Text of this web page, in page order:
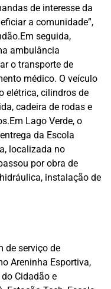
de interesse da
a comunidade”,
seguida,
ambulância
o transporte de
médico. O veículo
elétrica, cilindros de
cadeira de rodas e
Lago Verde, o
da Escola
localizada no
por obra de
instalação de
de serviço de
Areninha Esportiva,
Cidadão e